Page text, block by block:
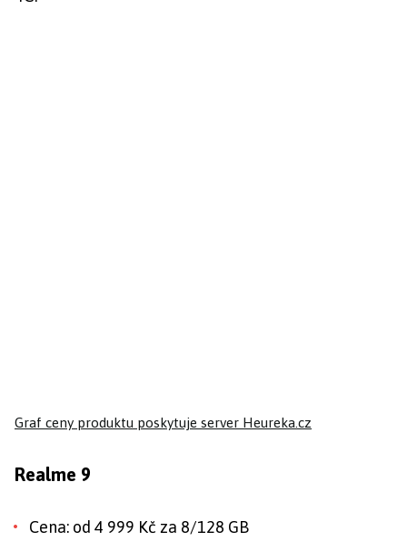
Graf ceny produktu poskytuje server Heureka.cz
Realme 9
Cena: od 4 999 Kč za 8/128 GB